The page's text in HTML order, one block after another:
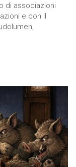
di associazioni
e con il